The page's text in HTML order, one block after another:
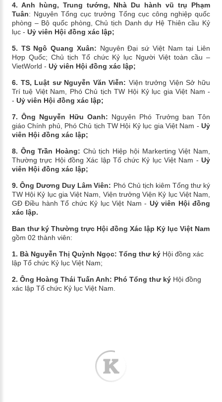
4. Anh hùng, Trung tướng, Nhà Du hành vũ trụ Phạm
Tuân: Nguyên Tổng cục trưởng Tổng cục công nghiệp quốc
phòng – Bộ quốc phòng, Chủ tịch Danh dự Hệ Thiên cầu Kỷ
lục - Uỷ viên Hội đồng xác lập;
5. TS Ngô Quang Xuân: Nguyên Đại sứ Việt Nam tại Liên
Hợp Quốc; Chủ tịch Tổ chức Kỷ lục Người Việt toàn cầu –
VietWorld - Uỷ viên Hội đồng xác lập;
6. TS, Luật sư Nguyễn Văn Viễn: Viện trưởng Viện Sở hữu
Trí tuệ Việt Nam, Phó Chủ tịch TW Hội Kỷ lục gia Việt Nam -
- Uỷ viên Hội đồng xác lập;
7. Ông Nguyễn Hữu Oanh: Nguyên Phó Trưởng ban Tôn
giáo Chính phủ, Phó Chủ tịch TW Hội Kỷ lục gia Việt Nam -Uỷ
viên Hội đồng xác lập;
8. Ông Trần Hoàng: Chủ tịch Hiệp hội Markerting Việt Nam,
Thường trực Hội đồng Xác lập Tổ chức Kỷ lục Việt Nam -Uỷ
viên Hội đồng xác lập;
9.Ông Dương Duy Lâm Viên: Phó Chủ tịch kiêm Tổng thư ký
TW Hội Kỷ lục gia Việt Nam, Viện trưởng Viện Kỷ lục Việt Nam,
GĐ Điều hành Tổ chức Kỷ lục Việt Nam- Uỷ viên Hội đồng
xác lập.
​Ban thư ký Thường trực Hội đồng Xác lập Kỷ lục Việt Nam
gồm 02 thành viên:
1. Bà Nguyễn Thị Quỳnh Ngọc: Tổng thư ký Hội đồng xác
lập Tổ chức Kỷ lục Việt Nam;
2. Ông Hoàng Thái Tuấn Anh: Phó Tổng thư ký Hội đồng
xác lập Tổ chức Kỷ lục Việt Nam.